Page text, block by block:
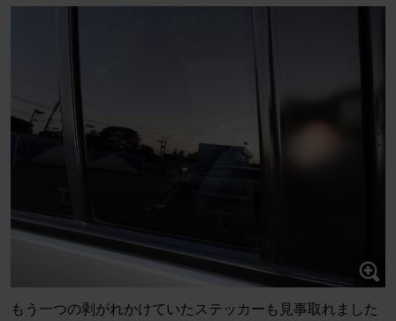
もう一つの剥がれかけていたステッカーも見事取れました